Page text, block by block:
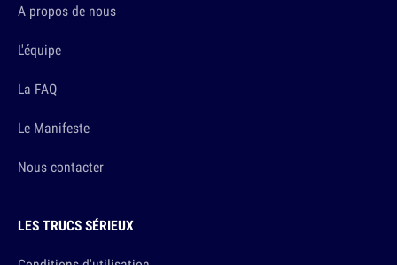
A propos de nous
L'équipe
La FAQ
Le Manifeste
Nous contacter
LES TRUCS SÉRIEUX